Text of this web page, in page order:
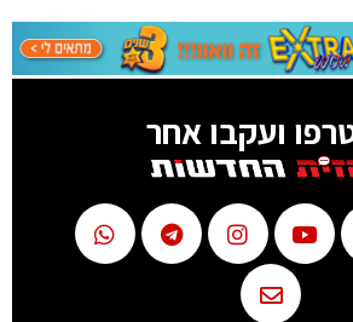
ועקבו אחר